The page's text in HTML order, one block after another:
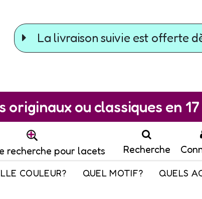
La livraison suivie est offerte
originaux ou classiques en
recherche pour lacets Recherche
COULEUR? QUEL MOTIF?
QUELS